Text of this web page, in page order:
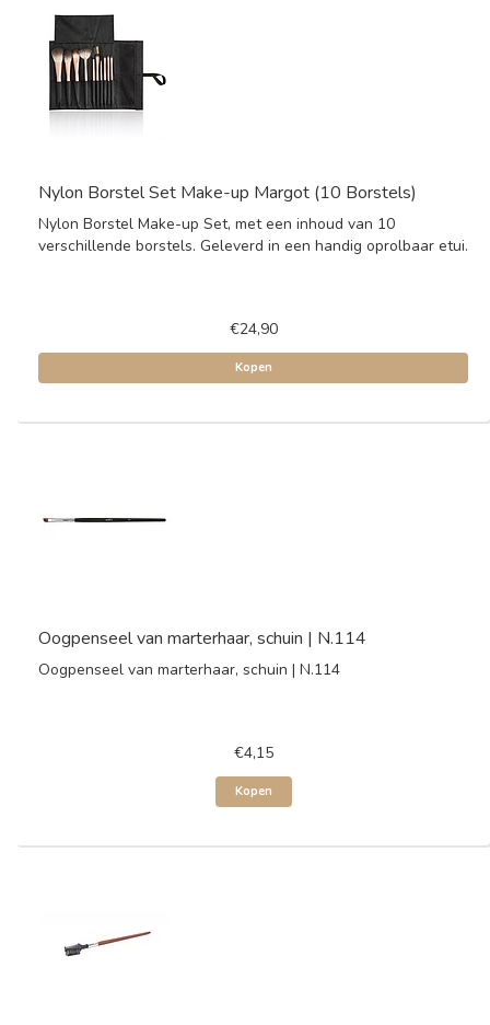
Nylon Borstel Set Make-up Margot (10 Borstels)
Nylon Borstel Make-up Set, met een inhoud van 10
verschillende borstels. Geleverd in een handig oprolbaar etui.
€24,90
Kopen
Oogpenseel van marterhaar, schuin | N.114
Oogpenseel van marterhaar, schuin | N.114
€4,15
Kopen